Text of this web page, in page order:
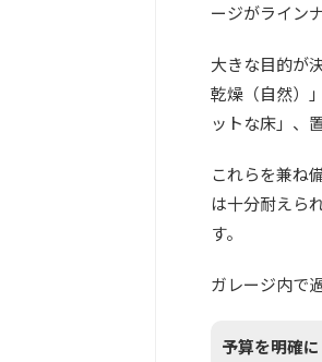
ージがライン
大きな目的が
乾燥（自然）
ットな床」、
これらを兼ね
は十分耐えら
す。
ガレージ内で
予算を明確に